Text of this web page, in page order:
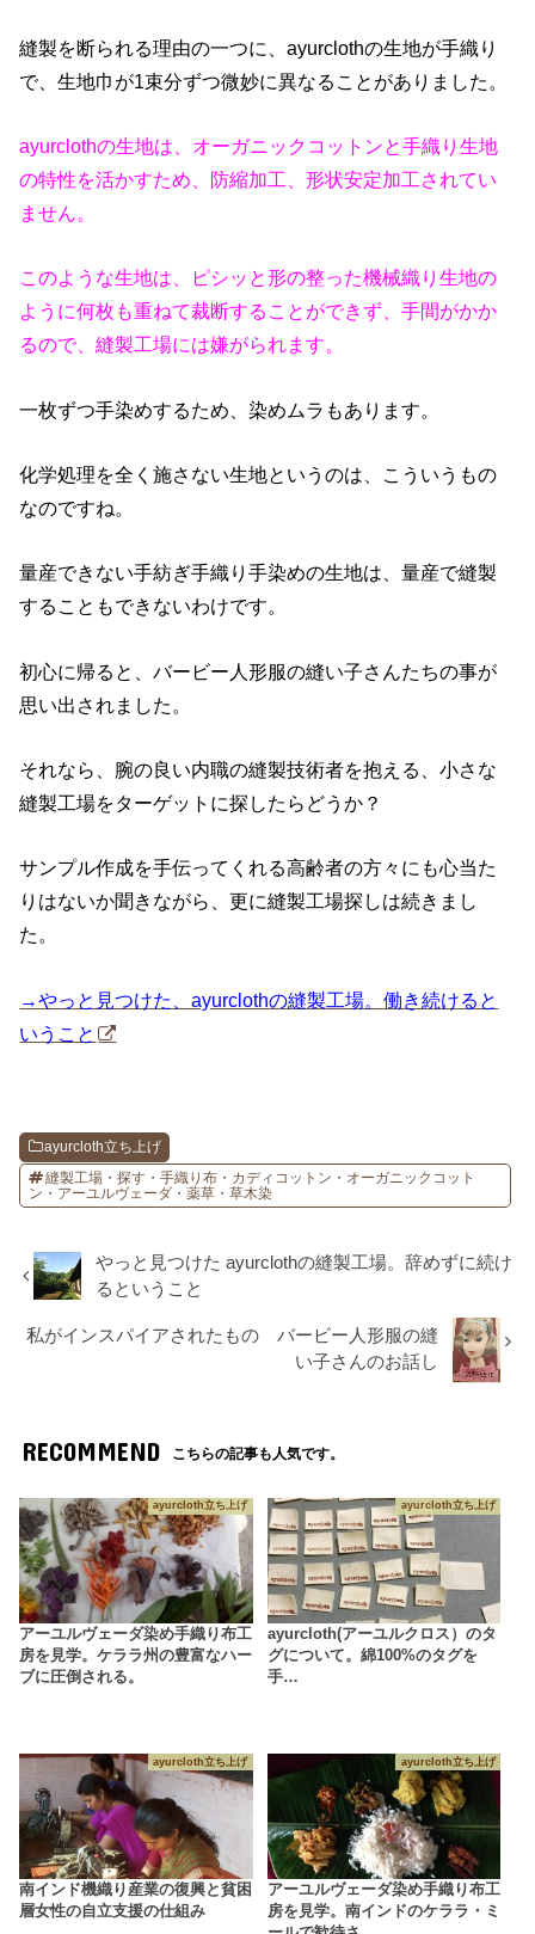
縫製を断られる理由の一つに、ayurclothの生地が手織り
で、生地巾が1束分ずつ微妙に異なることがありました。
ayurclothの生地は、オーガニックコットンと手織り生地
の特性を活かすため、防縮加工、形状安定加工されてい
ません。
このような生地は、ピシッと形の整った機械織り生地の
ように何枚も重ねて裁断することができず、手間がかか
るので、縫製工場には嫌がられます。
一枚ずつ手染めするため、染めムラもあります。
化学処理を全く施さない生地というのは、こういうもの
なのですね。
量産できない手紡ぎ手織り手染めの生地は、量産で縫製
することもできないわけです。
初心に帰ると、バービー人形服の縫い子さんたちの事が
思い出されました。
それなら、腕の良い内職の縫製技術者を抱える、小さな
縫製工場をターゲットに探したらどうか？
サンプル作成を手伝ってくれる高齢者の方々にも心当た
りはないか聞きながら、更に縫製工場探しは続きまし
た。
→やっと見つけた、ayurclothの縫製工場。働き続けると
いうこと
ayurcloth立ち上げ
縫製工場・探す・手織り布・カディコットン・オーガニックコット
ン・アーユルヴェーダ・薬草・草木染
やっと見つけた ayurclothの縫製工場。辞めずに続け
るということ
私がインスパイアされたもの バービー人形服の縫
い子さんのお話し
RECOMMEND こちらの記事も人気です。
ayurcloth立ち上げ
アーユルヴェーダ染め手織り布工
房を見学。ケララ州の豊富なハー
ブに圧倒される。
ayurcloth立ち上げ
ayurcloth(アーユルクロス）のタ
グについて。綿100%のタグを
手…
ayurcloth立ち上げ
南インド機織り産業の復興と貧困
層女性の自立支援の仕組み
ayurcloth立ち上げ
アーユルヴェーダ染め手織り布工
房を見学。南インドのケララ・ミ